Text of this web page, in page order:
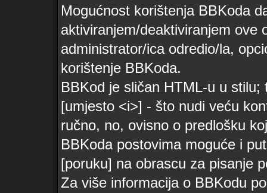
Mogućnost korištenja BBKoda
aktiviranjem/deaktiviranjem ove
administrator/ica odredio/la,
korištenje BBKoda.
BBKod je sličan HTML-u u
[umjesto <i>] - što nudi veću
ručno, no, ovisno o predlošku
BBKoda postovima moguće i
[poruku] na obrascu za pisanje
Za više informacija o BBKodu